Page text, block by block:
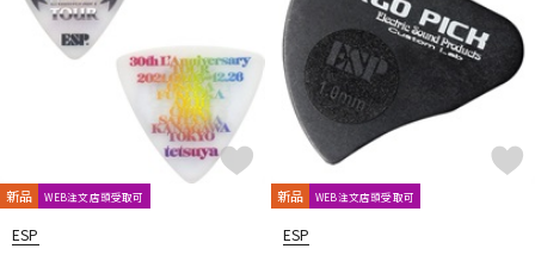
新品 WEB注文店頭受取可
ESP
新品 WEB注文店頭受取可
ESP